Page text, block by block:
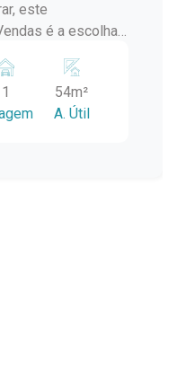
este
é a escolha
e praticidade
da cidade.
sendo:
box de vidro.
1
54m²
A. Útil